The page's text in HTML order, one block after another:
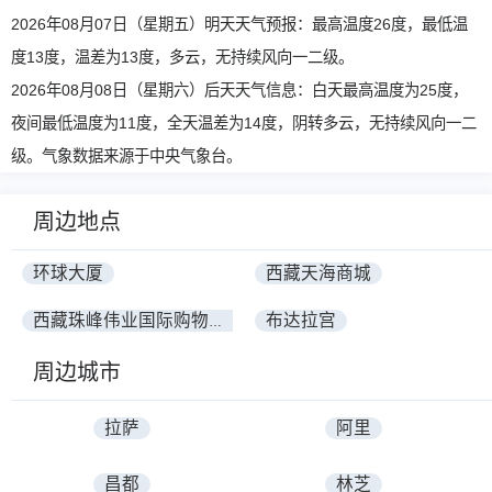
2026年08月07日（星期五）明天天气预报：最高温度26度，最低温
度13度，温差为13度，多云，无持续风向一二级。
2026年08月08日（星期六）后天天气信息：白天最高温度为25度，
夜间最低温度为11度，全天温差为14度，阴转多云，无持续风向一二
级。气象数据来源于中央气象台。
周边地点
环球大厦 西藏天海商城
西藏珠峰伟业国际购物中心 布达拉宫
周边城市
拉萨 阿里
昌都 林芝